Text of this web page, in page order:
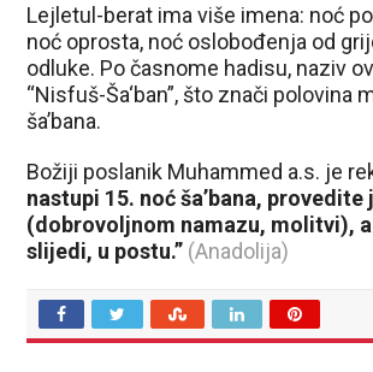
Lejletul-berat ima više imena: noć
noć oprosta, noć oslobođenja od
odluke. Po časnome hadisu, naziv
“Nisfuš-Ša‘ban”, što znači polovina
ša’bana.
Božiji poslanik Muhammed a.s. je
nastupi 15. noć ša’bana, provedite
(dobrovoljnom namazu, molitvi),
slijedi, u postu.” (Anadolija)